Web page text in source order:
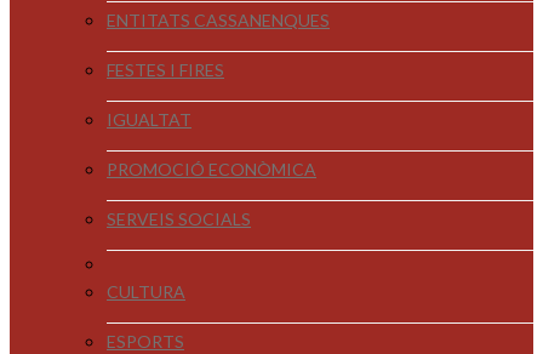
ENTITATS CASSANENQUES
FESTES I FIRES
IGUALTAT
PROMOCIÓ ECONÒMICA
SERVEIS SOCIALS
CULTURA
ESPORTS